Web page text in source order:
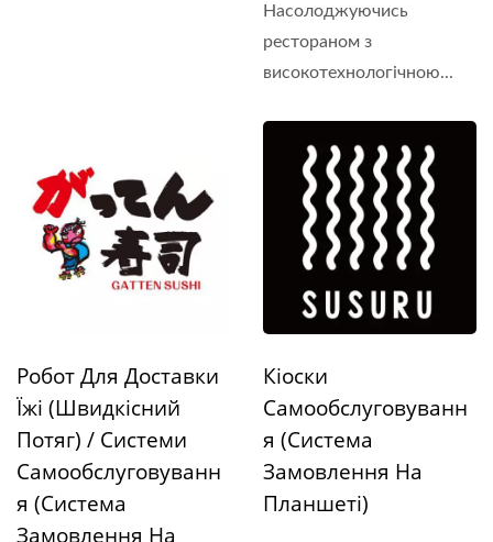
Насолоджуючись
рестораном з
високотехнологічною...
Робот Для Доставки
Їжі (Швидкісний
Потяг) / Системи
Самообслуговуванн
Я (Система
Замовлення На
Кіоски
Самообслуговуванн
Я (Система
Замовлення На
Планшеті)